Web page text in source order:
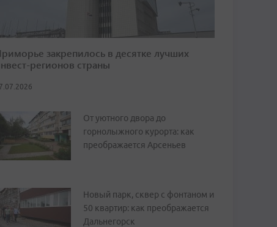
закрепилось в десятке лучших
регионов страны
От уютного двора до
горнолыжного курорта: как
преображается Арсеньев
Новый парк, сквер с фонтаном и
50 квартир: как преображается
Дальнегорск